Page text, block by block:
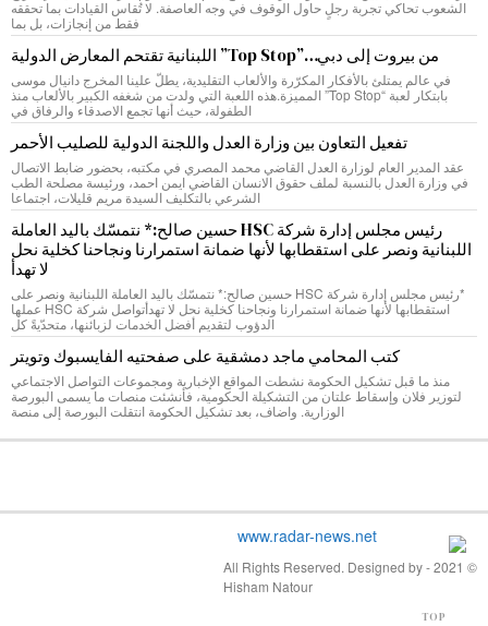
الشعوب تحاكي تجربة رجلٍ حاول الوقوف في وجه العاصفة. لا تُقاس القيادات بما تحققه
فقط من إنجازات، بل بما
من بيروت إلى دبي…”Top Stop” اللبنانية تقتحم المعارض الدولية
في عالم يمتلئ بالأفكار المكرّرة والألعاب التقليدية، يطلّ علينا المخرج دانيال موسى
بابتكار لعبة “Top Stop” المميزة.هذه اللعبة التي ولدت من شغفه الكبير بالألعاب منذ
الطفولة، حيث أنها تجمع الاصدقاء والرفاق في
تفعيل التعاون بين وزارة العدل واللجنة الدولية للصليب الأحمر
عقد المدير العام لوزارة العدل القاضي محمد المصري في مكتبه، بحضور ضابط الاتصال
في وزارة العدل بالنسبة لملف حقوق الانسان القاضي ايمن احمد، ورئيسة مصلحة الطب
الشرعي بالتكليف السيدة مريم قليلات، اجتماعا
رئيس مجلس إدارة شركة HSC حسين صالح:* نتمسّك باليد العاملة
اللبنانية ونصر على استقطابها لأنها ضمانة استمرارنا ونجاحنا كخلية نحل
لا تهدأ
*رئيس مجلس إدارة شركة HSC حسين صالح:* نتمسّك باليد العاملة اللبنانية ونصر على
استقطابها لأنها ضمانة استمرارنا ونجاحنا كخلية نحل لا تهدأتواصل شركة HSC عملها
الدؤوب لتقديم أفضل الخدمات لزبائنها، متحدّيةً كل
كتب المحامي ماجد دمشقية على صفحتيه الفايسبوك وتويتر
منذ ما قبل تشكيل الحكومة نشطت المواقع الإخبارية ومجموعات التواصل الاجتماعي
لتوزير فلان وإسقاط علتان من التشكيلة الحكومية، فأنشئت منصات ما يسمى البورصة
الوزارية. واضاف، بعد تشكيل الحكومة انتقلت البورصة إلى منصة
© 2021 - All Rights Reserved. Designed by
Hisham Natour
TOP